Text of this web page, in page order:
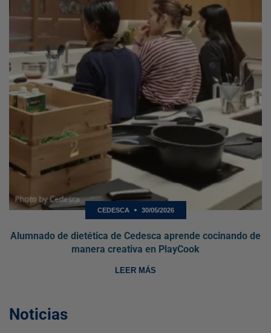
CEDESCA 30/05/2026
Alumnado de dietética de Cedesca aprende cocinando de
manera creativa en PlayCook
LEER MÁS
Noticias